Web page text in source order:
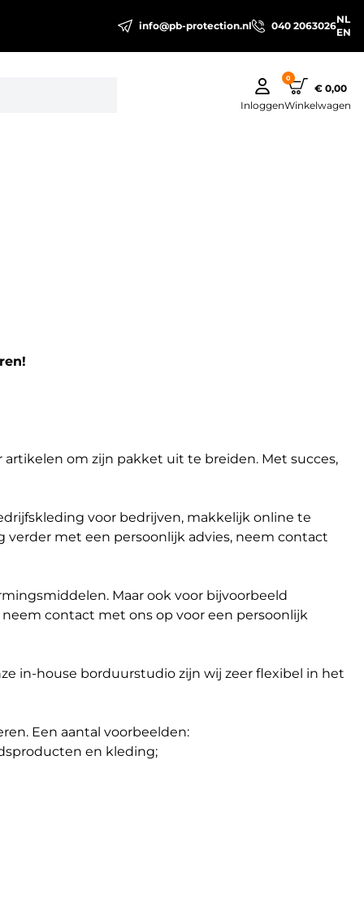
info@pb-protection.nl 040 2063026
NL
EN
Inloggen
0
€ 0,00
Winkelwagen
om zijn pakket uit te breiden. Met succes,
voor bedrijven, makkelijk online te
met een persoonlijk advies, neem contact
Maar ook voor bijvoorbeeld
contact met ons op voor een persoonlijk
in-house borduurstudio zijn wij zeer flexibel in het
Een aantal voorbeelden:
en kleding;